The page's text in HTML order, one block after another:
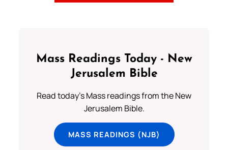
Mass Readings Today - New
Jerusalem Bible
Read today's Mass readings from the New
Jerusalem Bible.
MASS READINGS (NJB)